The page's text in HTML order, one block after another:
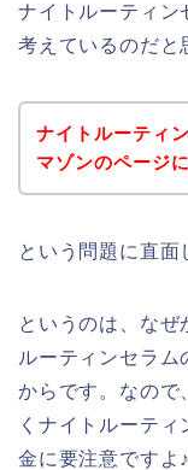
ナイトルーティン
考えているのだと
ナイトルーティ
マゾンのページ
という問題に直面
というのは、なぜ
ルーティンセラム
からです。なので
くナイトルーテ
金に要注意ですよ